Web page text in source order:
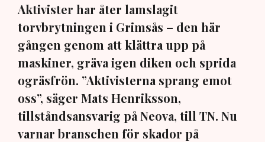
Aktivister har åter lamslagit
torvbrytningen i Grimsås – den här
gången genom att klättra upp på
maskiner, gräva igen diken och sprida
ogräsfrön. ”Aktivisterna sprang emot
oss”, säger Mats Henriksson,
tillståndsansvarig på Neova, till TN. Nu
varnar branschen för skador på